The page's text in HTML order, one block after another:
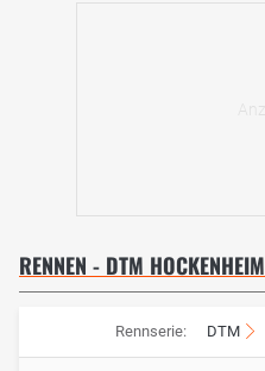
RENNEN - DTM
Rennserie: DTM